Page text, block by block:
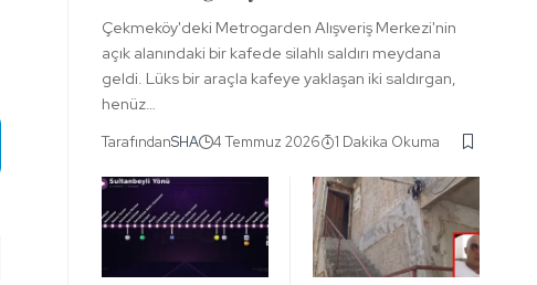
Çekmeköy'deki Metrogarden Alışveriş Merkezi'nin
açık alanındaki bir kafede silahlı saldırı meydana
geldi. Lüks bir araçla kafeye yaklaşan iki saldırgan,
henüz…
TarafındanSHA 4 Temmuz 2026 1 Dakika Okuma